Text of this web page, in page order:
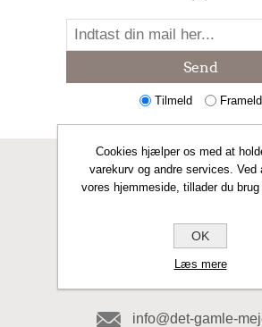
Send
Tilmeld Frameld
KONTAKT OS
info@det-gamle-
Cookies hjælper os med at
varekurv og andre services. Ved
vores hjemmeside, tillader du brug
OK
Læs mere